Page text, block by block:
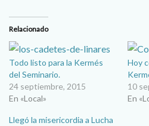
Relacionado
Todo listo para la Kermés
del Seminario.
24 septiembre, 2015
En «Local»
Hoy
10
En
Llegó la misericordia a Lucha